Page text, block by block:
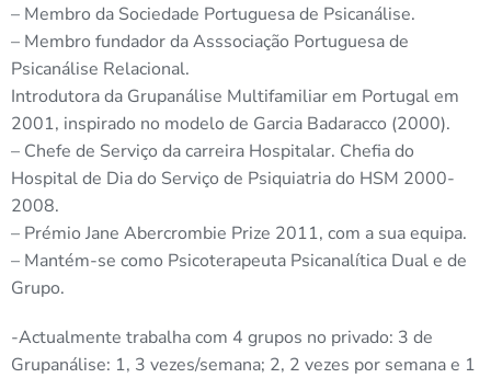
– Membro da Sociedade Portuguesa de Psicanálise.
– Membro fundador da Asssociação Portuguesa de
Psicanálise Relacional.
Introdutora da Grupanálise Multifamiliar em Portugal em
2001, inspirado no modelo de Garcia Badaracco (2000).
– Chefe de Serviço da carreira Hospitalar. Chefia do
Hospital de Dia do Serviço de Psiquiatria do HSM 2000-
2008.
– Prémio Jane Abercrombie Prize 2011, com a sua equipa.
– Mantém-se como Psicoterapeuta Psicanalítica Dual e de
Grupo.
-Actualmente trabalha com 4 grupos no privado: 3 de
Grupanálise: 1, 3 vezes/semana; 2, 2 vezes por semana e 1